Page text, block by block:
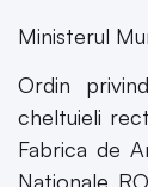
Ministerul
Ordin
cheltuieli
Fabrica de
Naționale